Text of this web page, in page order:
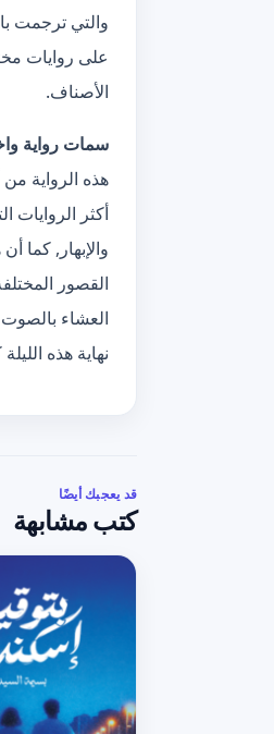
على روايات
الأصناف.
سمات رواية
هذه الرواية
أكثر الروايات
والإبهار, كما
القصور
العشاء
نهاية هذه
قد يعجبك أيضًا
كتب مشابهة